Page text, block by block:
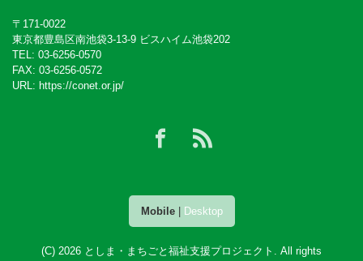
〒171-0022
東京都豊島区南池袋3-13-9 ビスハイム池袋202
TEL: 03-6256-0570
FAX: 03-6256-0572
URL: https://conet.or.jp/
Mobile| Desktop
(C) 2026 としま・まちごと福祉支援プロジェクト
. All rights